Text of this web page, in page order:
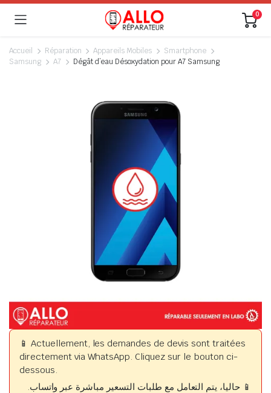
0
Accueil Réparation Appareils Mobiles
Smartphone
Samsung
A7 Dégât d’eau Désoxydation pour A7 Samsung
📱 Actuellement, les demandes de devis sont traitées
directement via WhatsApp. Cliquez sur le bouton ci-
dessous.
📱 حاليا، يتم التعامل مع طلبات التسعير مباشرة عبر واتساب.